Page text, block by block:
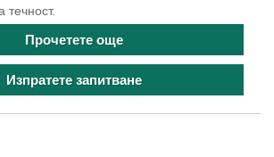
течност.
Прочетете още
Изпратете запитване